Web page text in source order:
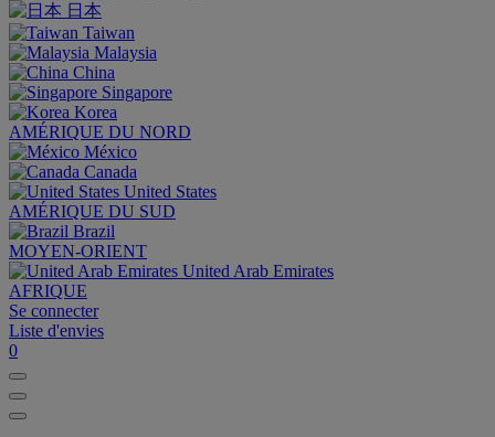
日本
Taiwan
Malaysia
China
Singapore
Korea
AMÉRIQUE DU NORD
México
Canada
United States
AMÉRIQUE DU SUD
Brazil
MOYEN-ORIENT
United Arab Emirates
AFRIQUE
Se connecter
Liste d'envies
0